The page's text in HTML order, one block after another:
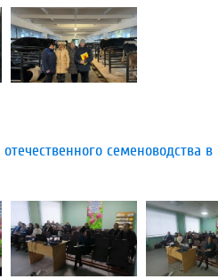
семеноводства в